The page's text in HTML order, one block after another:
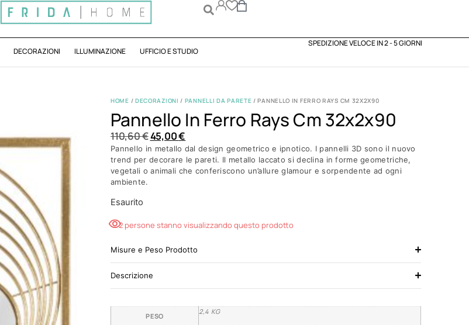
DECORAZIONI ILLUMINAZIONE UFFICIO E STUDIO
SPEDIZIONE VELOCE IN 2 - 5 GIORNI
HOME / DECORAZIONI / PANNELLI DA PARETE / PANNELLO IN FERRO RAYS CM 32X2X90
Pannello In Ferro Rays Cm 32x2x90
110,60€45,00€
Pannello in metallo dal design geometrico e ipnotico. I pannelli 3D sono il nuovo
trend per decorare le pareti. Il metallo laccato si declina in forme geometriche,
vegetali o animali che conferiscono un’allure glamour e sorpendente ad ogni
ambiente.
Esaurito
2 persone stanno visualizzando questo prodotto
Misure e Peso Prodotto
Descrizione
PESO
2,4 KG